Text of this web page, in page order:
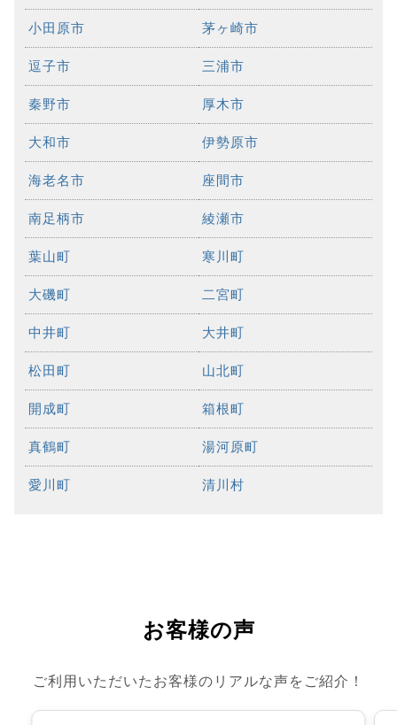
小田原市 茅ヶ崎市
逗子市 三浦市
秦野市 厚木市
大和市 伊勢原市
海老名市 座間市
南足柄市 綾瀬市
葉山町 寒川町
大磯町 二宮町
中井町 大井町
松田町 山北町
開成町 箱根町
真鶴町 湯河原町
愛川町 清川村
お客様の声
ご利用いただいたお客様のリアルな声をご紹介！